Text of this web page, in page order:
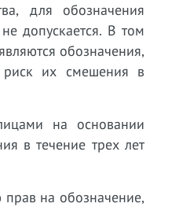
для обозначения
допускается. В том
обозначения,
риск их смешения в
на основании
в течение трех лет
на обозначение,